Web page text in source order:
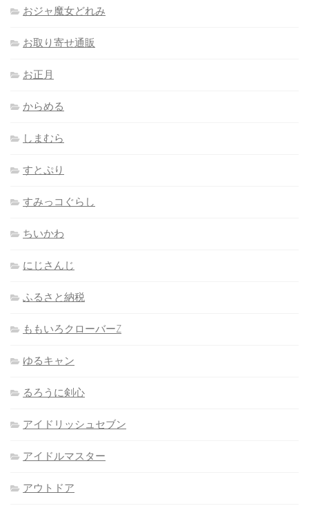
おジャ魔女どれみ
お取り寄せ通販
お正月
からめる
しまむら
すとぷり
すみっコぐらし
ちいかわ
にじさんじ
ふるさと納税
ももいろクローバーZ
ゆるキャン
るろうに剣心
アイドリッシュセブン
アイドルマスター
アウトドア